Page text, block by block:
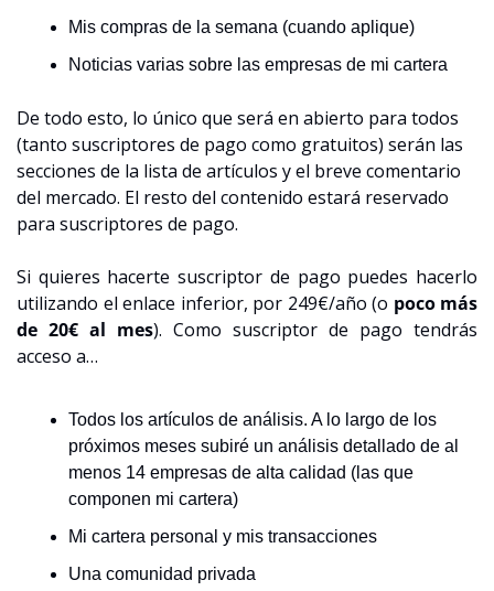
Mis compras de la semana (cuando aplique)
Noticias varias sobre las empresas de mi cartera
De todo esto, lo único que será en abierto para todos
(tanto suscriptores de pago como gratuitos) serán las
secciones de la lista de artículos y el breve comentario
del mercado. El resto del contenido estará reservado
para suscriptores de pago.
Si quieres hacerte suscriptor de pago puedes hacerlo
utilizando el enlace inferior, por 249€/año (o poco más
de 20€ al mes). Como suscriptor de pago tendrás
acceso a…
Todos los artículos de análisis. A lo largo de los
próximos meses subiré un análisis detallado de al
menos 14 empresas de alta calidad (las que
componen mi cartera)
Mi cartera personal y mis transacciones
Una comunidad privada